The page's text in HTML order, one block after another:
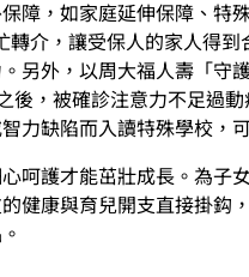
障，如家庭延伸保障、特
轉介，讓受保人的家人得
另外，以周大福人壽「守
後，被確診注意力不足過
力缺陷而入讀特殊學校，
呵護才能茁壯成長。為子
健康與育兒開支直接掛鈎